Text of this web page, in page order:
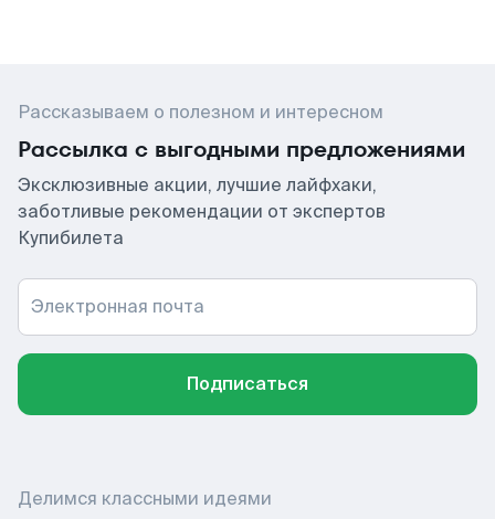
Рассказываем о полезном и интересном
Рассылка с выгодными предложениями
Эксклюзивные акции, лучшие лайфхаки,
заботливые рекомендации от экспертов
Купибилета
Электронная почта
Подписаться
Делимся классными идеями